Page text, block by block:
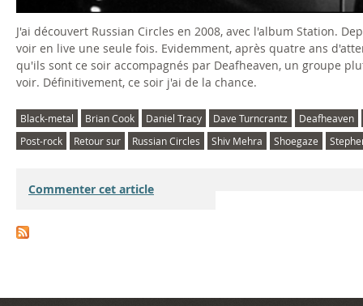
J'ai découvert Russian Circles en 2008, avec l'album Station.
voir en live une seule fois. Evidemment, après quatre ans
qu'ils sont ce soir accompagnés par Deafheaven, un groupe
voir. Définitivement, ce soir j'ai de la chance.
Black-metal Brian Cook Daniel Tracy Dave Turncrantz
Deafheaven
Post-rock
Retour sur Russian Circles Shiv Mehra Shoegaze
Commenter cet article